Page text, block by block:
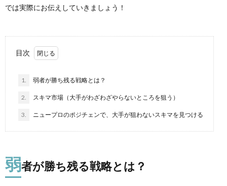
では実際にお伝えしていきましょう！
目次
1. 弱者が勝ち残る戦略とは？
2. スキマ市場（大手がわざわざやらないところを狙う）
3. ニュープロのポジチェンで、大手が狙わないスキマを見つける
弱者が勝ち残る戦略とは？